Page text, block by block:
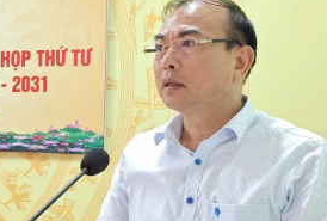
Người Việt
Điểm báo
Phóng sự
Chuyên